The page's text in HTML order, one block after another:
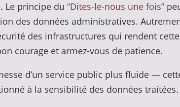
Le principe du “Dites-le-nous une fois”
des données administratives.
des infrastructures qui rendent
courage et armez-vous de patience.
d’un service public plus fluide —
à la sensibilité des données traitées.